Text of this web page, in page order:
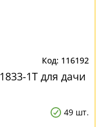
116192
1T для дачи
49 шт.